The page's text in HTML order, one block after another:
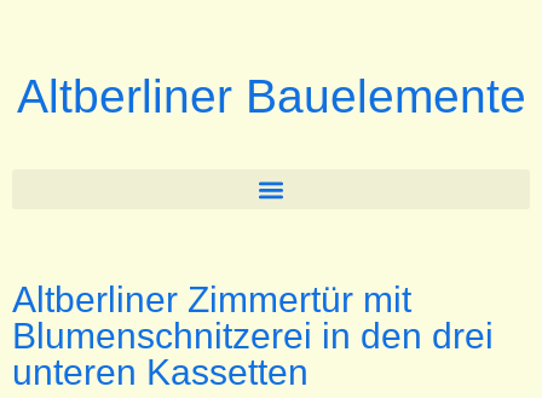
Altberliner Bauelemente
Altberliner Zimmertür mit
Blumenschnitzerei in den drei
unteren Kassetten